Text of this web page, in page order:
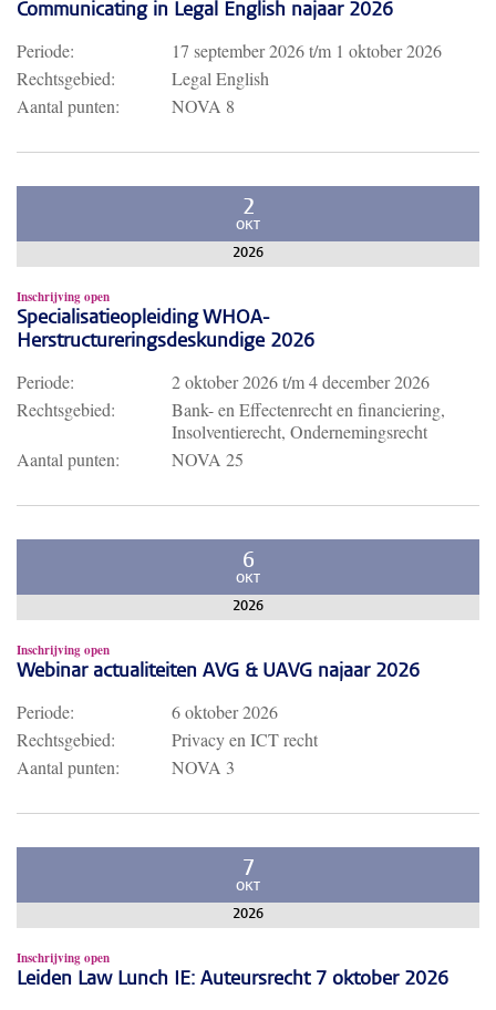
Communicating in Legal English najaar 2026
Periode: 17 september 2026t/m 1 oktober 2026
Rechtsgebied:
Legal English
Aantal punten:
NOVA 8
2
OKT
2026
Inschrijving open
Specialisatieopleiding WHOA-
Herstructureringsdeskundige 2026
Periode: 2 oktober 2026t/m4 december 2026
Rechtsgebied:
Bank- en Effectenrecht en financiering,
Insolventierecht, Ondernemingsrecht
Aantal punten:
NOVA 25
6
OKT
2026
Inschrijving open
Webinar actualiteiten AVG & UAVG najaar 2026
Periode:
6 oktober 2026
Rechtsgebied:
Privacy en ICT recht
Aantal punten:
NOVA 3
7
OKT
2026
Inschrijving open
Leiden Law Lunch IE: Auteursrecht 7 oktober 2026